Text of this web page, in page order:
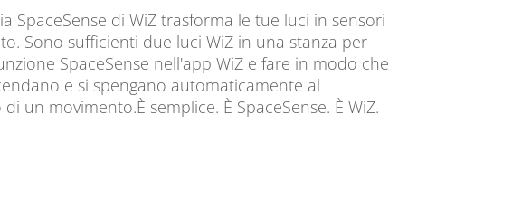
SpaceSense di WiZ trasforma le tue luci in sensori
Sono sufficienti due luci WiZ in una stanza per
SpaceSense nell'app WiZ e fare in modo che
e si spengano automaticamente al
un movimento.È semplice. È SpaceSense. È WiZ.